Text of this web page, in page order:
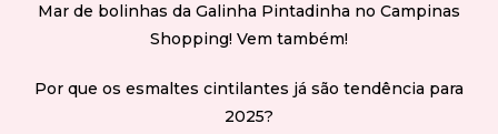
Mar de bolinhas da Galinha Pintadinha no Campinas
Shopping! Vem também!
Por que os esmaltes cintilantes já são tendência para
2025?